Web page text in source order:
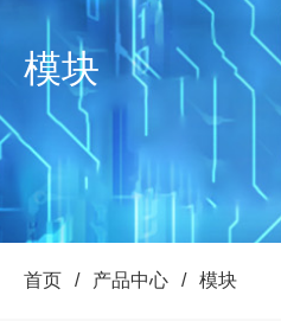
模块
首页 / 产品中心 / 模块